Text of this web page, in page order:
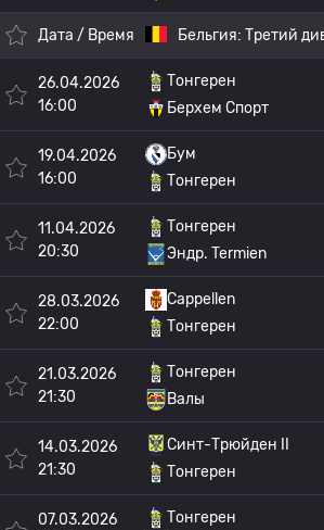
Дата / Время Бельгия: Третий
26.04.2026
16:00
Тонгерен
Берхем Спорт
19.04.2026
16:00
Бум
Тонгерен
11.04.2026
20:30
Тонгерен
Эндр. Termien
28.03.2026
22:00
Cappellen
Тонгерен
21.03.2026
21:30
Тонгерен
Валы
14.03.2026
21:30
Синт-Трюйден II
Тонгерен
07.03.2026
Тонгерен